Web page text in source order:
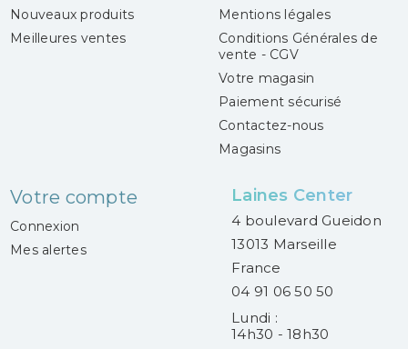
Nouveaux produits
Meilleures ventes
Mentions légales
Conditions Générales de
vente - CGV
Votre magasin
Paiement sécurisé
Contactez-nous
Magasins
Votre compte
Connexion
Mes alertes
Laines Center
4 boulevard Gueidon
13013 Marseille
France
04 91 06 50 50
Lundi :
14h30 - 18h30